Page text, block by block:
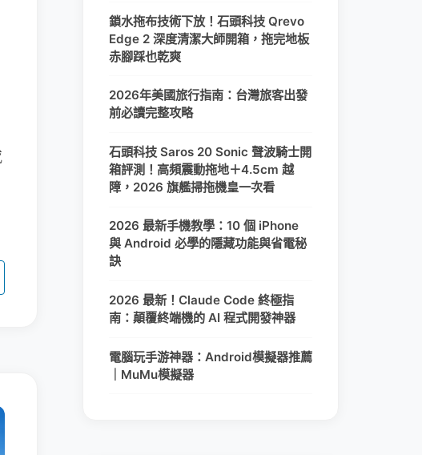
鎖水拖布技術下放！石頭科技 Qrevo
Edge 2 深度清潔大師開箱，拖完地板
赤腳踩也乾爽
2026年美國旅行指南：台灣旅客出發
前必讀完整攻略
石頭科技 Saros 20 Sonic 聲波騎士開
箱評測！高頻震動拖地＋4.5cm 越
障，2026 旗艦掃拖機皇一次看
2026 最新手機教學：10 個 iPhone
與 Android 必學的隱藏功能與省電秘
訣
2026 最新！Claude Code 終極指
南：顛覆終端機的 AI 程式開發神器
電腦玩手游神器：Android模擬器推薦
｜MuMu模擬器